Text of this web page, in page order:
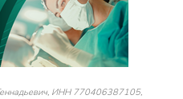
ИНН 770406387105,